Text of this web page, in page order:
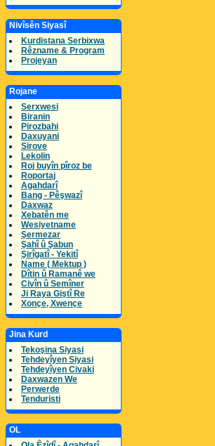
Nivîsên Siyasî
Kurdistana Serbixwa
Rêzname & Program
Projeyan
Rojane
Serxwesi
Biranin
Pirozbahi
Daxuyani
Sirove
Lekolin
Roj buyîn pîroz be
Roportaj
Agahdarî
Bang - Pêşwazî
Daxwaz
Xebatên me
Wesiyetname
Şermezar
Şahî û Şabun
Şirîgatî - Yekitî
Name ( Mektup )
Dîtin û Ramanê we
Civîn û Semîner
Ji Raya Giştî Re
Xonçe, Xwençe
Jina Kurd
Tekoşina Siyasi
Tehdeyîyen Siyasi
Tehdeyîyen Civaki
Daxwazen We
Perwerde
Tenduristi
OL